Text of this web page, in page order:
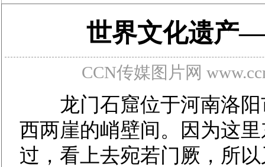
世界文化遗产
CCN传媒图片网
龙门石窟位于河南洛阳
西两崖的峭壁间。因为这
过，看上去宛若门厥，所